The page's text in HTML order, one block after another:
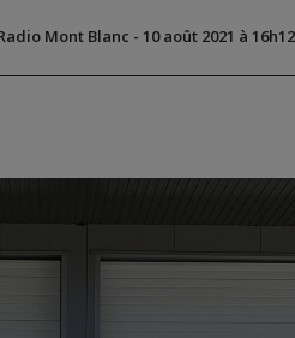
Mont Blanc - 10 août 2021 à 16h12